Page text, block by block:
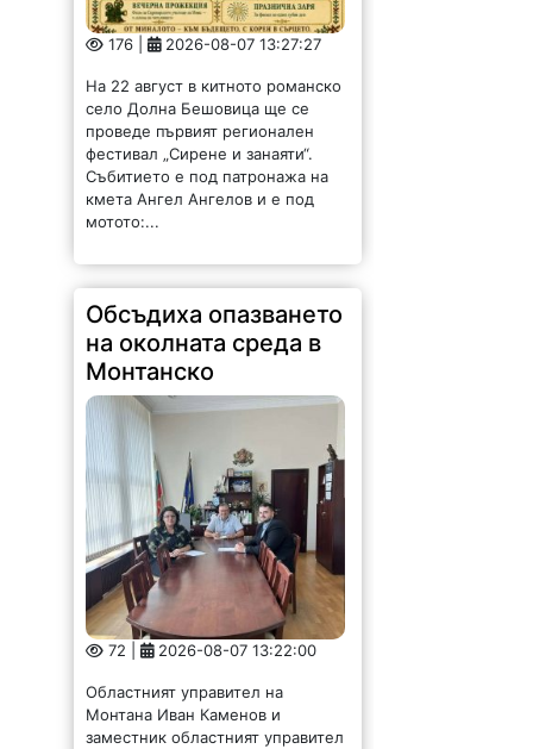
176 | 2026-08-07 13:27:27
На 22 август в китното романско
село Долна Бешовица ще се
проведе първият регионален
фестивал „Сирене и занаяти“.
Събитието е под патронажа на
кмета Ангел Ангелов и е под
мотото:...
Обсъдиха опазването
на околната среда в
Монтанско
72 | 2026-08-07 13:22:00
Областният управител на
Монтана Иван Каменов и
заместник областният управител